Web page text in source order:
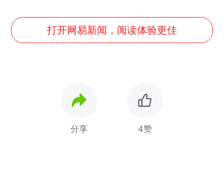
打开网易新闻，阅读体验更佳
分享 4赞